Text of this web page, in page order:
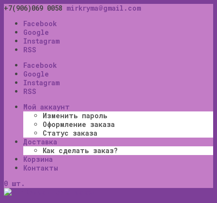
+7(906)069 0058 mirkryma@gmail.com
Facebook
Google
Instagram
RSS
Facebook
Google
Instagram
RSS
Мой аккаунт
Изменить пароль
Оформление заказа
Статус заказа
Доставка
Как сделать заказ?
Корзина
Контакты
0 шт.